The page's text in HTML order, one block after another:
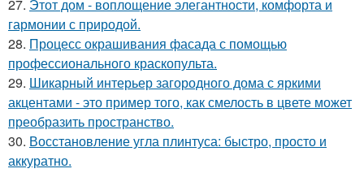
27. Этот дом - воплощение элегантности, комфорта и
гармонии с природой.
28. Процесс окрашивания фасада с помощью
профессионального краскопульта.
29. Шикарный интерьер загородного дома с яркими
акцентами - это пример того, как смелость в цвете может
преобразить пространство.
30. Восстановление угла плинтуса: быстро, просто и
аккуратно.